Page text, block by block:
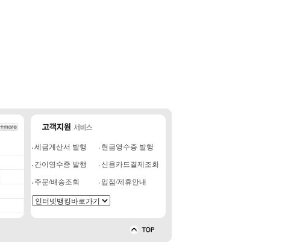
세금계산서 발행 현금영수증 발행
간이영수증 발행 신용카드결제조회
주문/배송조회 입점/제휴안내